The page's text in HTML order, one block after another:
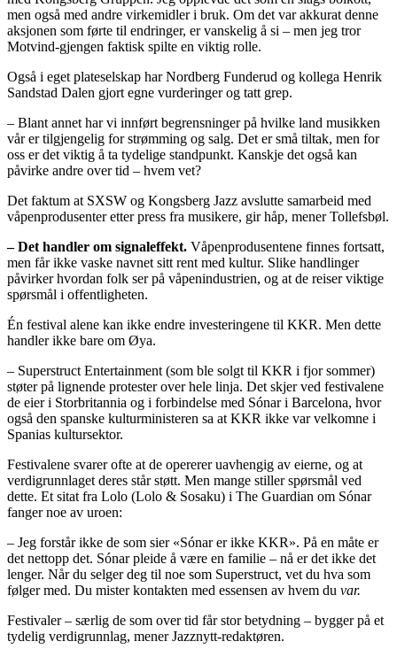
men også med andre virkemidler i bruk. Om det var akkurat denne
aksjonen som førte til endringer, er vanskelig å si – men jeg tror
Motvind-gjengen faktisk spilte en viktig rolle.
Også i eget plateselskap har Nordberg Funderud og kollega Henrik
Sandstad Dalen gjort egne vurderinger og tatt grep.
– Blant annet har vi innført begrensninger på hvilke land musikken
vår er tilgjengelig for strømming og salg. Det er små tiltak, men for
oss er det viktig å ta tydelige standpunkt. Kanskje det også kan
påvirke andre over tid – hvem vet?
Det faktum at SXSW og Kongsberg Jazz avslutte samarbeid med
våpenprodusenter etter press fra musikere, gir håp, mener Tollefsbøl.
– Det handler om signaleffekt. Våpenprodusentene finnes fortsatt,
men får ikke vaske navnet sitt rent med kultur. Slike handlinger
påvirker hvordan folk ser på våpenindustrien, og at de reiser viktige
spørsmål i offentligheten.
Én festival alene kan ikke endre investeringene til KKR. Men dette
handler ikke bare om Øya.
– Superstruct Entertainment (som ble solgt til KKR i fjor sommer)
støter på lignende protester over hele linja. Det skjer ved festivalene
de eier i Storbritannia og i forbindelse med Sónar i Barcelona, hvor
også den spanske kulturministeren sa at KKR ikke var velkomne i
Spanias kultursektor.
Festivalene svarer ofte at de opererer uavhengig av eierne, og at
verdigrunnlaget deres står støtt. Men mange stiller spørsmål ved
dette. Et sitat fra Lolo (Lolo & Sosaku) i The Guardian om Sónar
fanger noe av uroen:
– Jeg forstår ikke de som sier «Sónar er ikke KKR». På en måte er
det nettopp det. Sónar pleide å være en familie – nå er det ikke det
lenger. Når du selger deg til noe som Superstruct, vet du hva som
følger med. Du mister kontakten med essensen av hvem du var.
Festivaler – særlig de som over tid får stor betydning – bygger på et
tydelig verdigrunnlag, mener Jazznytt-redaktøren.